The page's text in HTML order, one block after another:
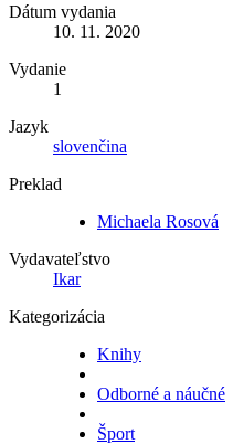
Dátum vydania
10. 11. 2020
Vydanie
1
Jazyk
slovenčina
Preklad
Michaela Rosová
Vydavateľstvo
Ikar
Kategorizácia
Knihy
Odborné a náučné
Šport